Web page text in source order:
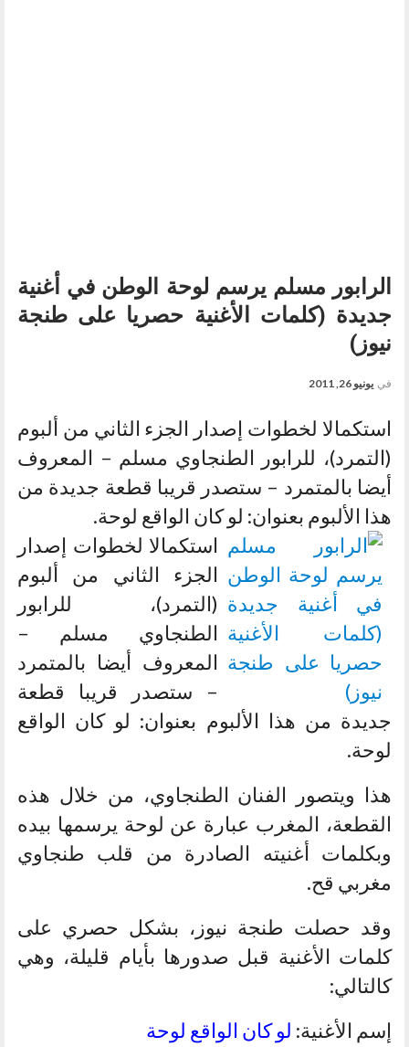
الرابور مسلم يرسم لوحة الوطن في أغنية
جديدة (كلمات الأغنية حصريا على طنجة
نيوز)
في يونيو 26, 2011
استكمالا لخطوات إصدار الجزء الثاني من ألبوم
(التمرد)، للرابور الطنجاوي مسلم – المعروف
أيضا بالمتمرد – ستصدر قريبا قطعة جديدة من
هذا الألبوم بعنوان: لو كان الواقع لوحة.
استكمالا لخطوات إصدار
الجزء الثاني من ألبوم
(التمرد)، للرابور
الطنجاوي مسلم –
المعروف أيضا بالمتمرد
– ستصدر قريبا قطعة
جديدة من هذا الألبوم بعنوان: لو كان الواقع
لوحة.
هذا ويتصور الفنان الطنجاوي، من خلال هذه
القطعة، المغرب عبارة عن لوحة يرسمها بيده
وبكلمات أغنيته الصادرة من قلب طنجاوي
مغربي قح.
وقد حصلت طنجة نيوز، بشكل حصري على
كلمات الأغنية قبل صدورها بأيام قليلة، وهي
كالتالي:
إسم الأغنية: لو كان الواقع لوحة